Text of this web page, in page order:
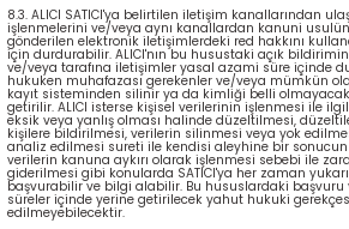
8.3. ALICI SATICI'ya belirtilen iletişim kanallarından
işlenmelerini ve/veya aynı kanallardan kanuni
gönderilen elektronik iletişimlerdeki red hakkını
için durdurabilir. ALICI'nın bu husustaki açık
ve/veya tarafına iletişimler yasal azami süre içinde
hukuken muhafazası gerekenler ve/veya mümkün
kayıt sisteminden silinir ya da kimliği belli
getirilir. ALICI isterse kişisel verilerinin işlenmesi ile
eksik veya yanlış olması halinde düzeltilmesi,
kişilere bildirilmesi, verilerin silinmesi veya yok
analiz edilmesi sureti ile kendisi aleyhine bir sonucun
verilerin kanuna aykırı olarak işlenmesi sebebi ile
giderilmesi gibi konularda SATICI'ya her zaman
başvurabilir ve bilgi alabilir. Bu hususlardaki
süreler içinde yerine getirilecek yahut hukuki
edilmeyebilecektir.